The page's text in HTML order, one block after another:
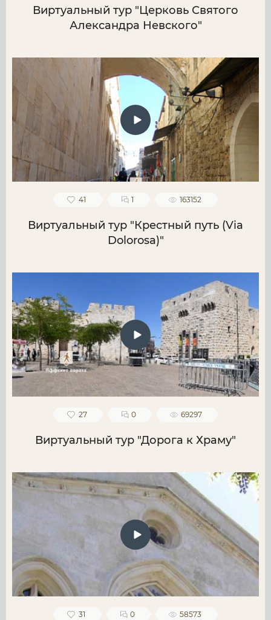
Виртуальный тур "Церковь Святого
Александра Невского"
41 1 163152
Виртуальный тур "Крестный путь (Via
Dolorosa)"
27 0 69297
Виртуальный тур "Дорога к Храму"
31 0 58573